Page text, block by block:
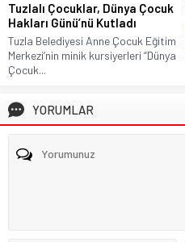
Tuzlalı Çocuklar, Dünya Çocuk
Hakları Günü’nü Kutladı
Tuzla Belediyesi Anne Çocuk Eğitim
Merkezi’nin minik kursiyerleri “Dünya
Çocuk...
YORUMLAR